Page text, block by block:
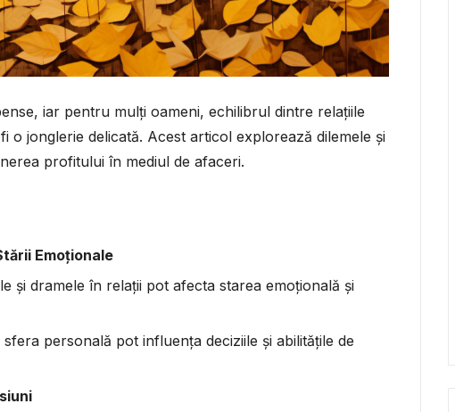
iar pentru mulți oameni, echilibrul dintre relațiile
o jonglerie delicată. Acest articol explorează dilemele și
profitului în mediul de afaceri.
Emoționale
și dramele în relații pot afecta starea emoțională și
personală pot influența deciziile și abilitățile de